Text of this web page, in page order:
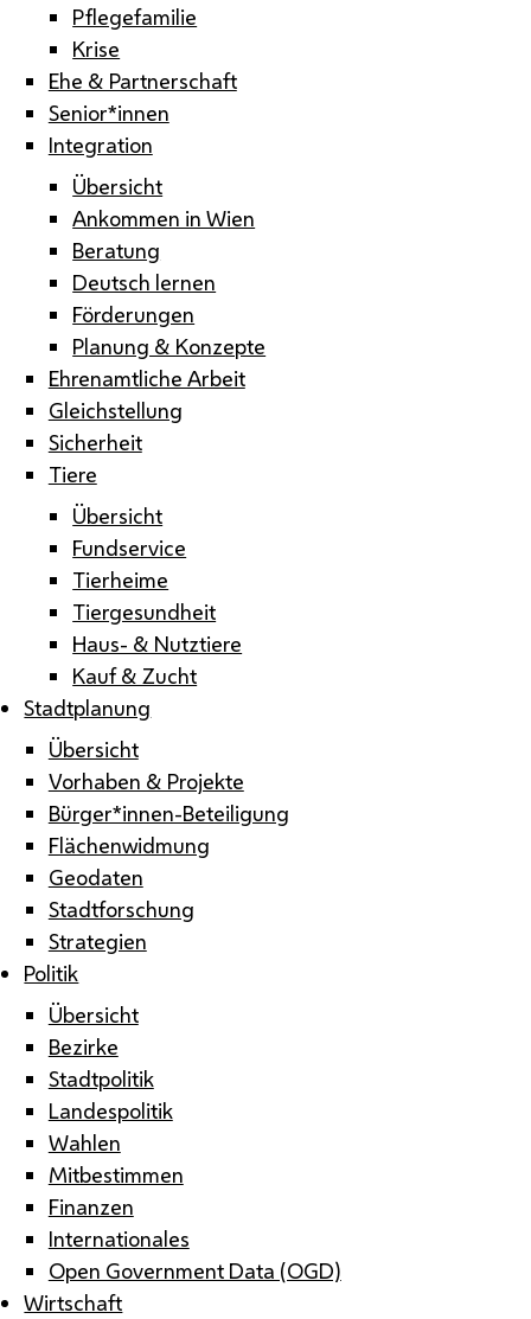
Pflegefamilie
Krise
Ehe & Partnerschaft
Senior*innen
Integration
Übersicht
Ankommen in Wien
Beratung
Deutsch lernen
Förderungen
Planung & Konzepte
Ehrenamtliche Arbeit
Gleichstellung
Sicherheit
Tiere
Übersicht
Fundservice
Tierheime
Tiergesundheit
Haus- & Nutztiere
Kauf & Zucht
Stadtplanung
Übersicht
Vorhaben & Projekte
Bürger*innen-Beteiligung
Flächenwidmung
Geodaten
Stadtforschung
Strategien
Politik
Übersicht
Bezirke
Stadtpolitik
Landespolitik
Wahlen
Mitbestimmen
Finanzen
Internationales
Open Government Data (OGD)
Wirtschaft